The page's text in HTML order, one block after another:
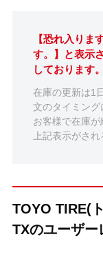
【恐れ入りま
す。】と表示
しております。
在庫の更新は1
文のタイミン
お客様で在庫
上記表示がさ
TOYO TIRE(
TXのユーザー